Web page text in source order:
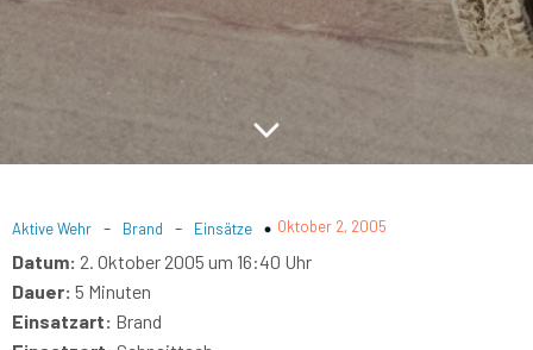
Aktive Wehr - Brand - Einsätze Oktober 2, 2005
Datum: 2. Oktober 2005 um 16:40 Uhr
Dauer: 5 Minuten
Einsatzart: Brand